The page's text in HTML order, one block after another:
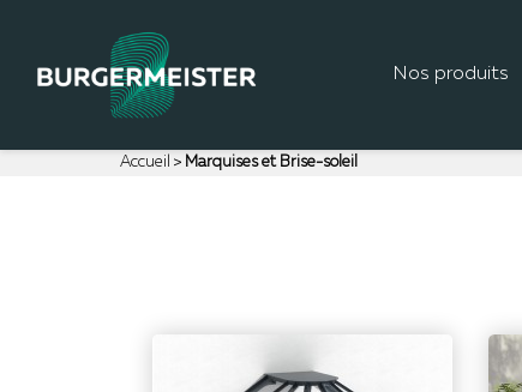
Nos produits
Accueil Marquises et Brise-soleil